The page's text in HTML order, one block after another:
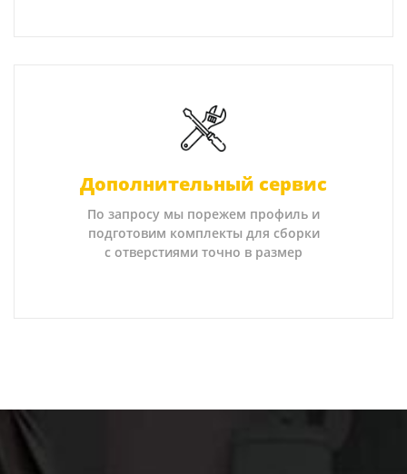
Дополнительный сервис
По запросу мы порежем профиль и
подготовим комплекты для сборки
с отверстиями точно в размер